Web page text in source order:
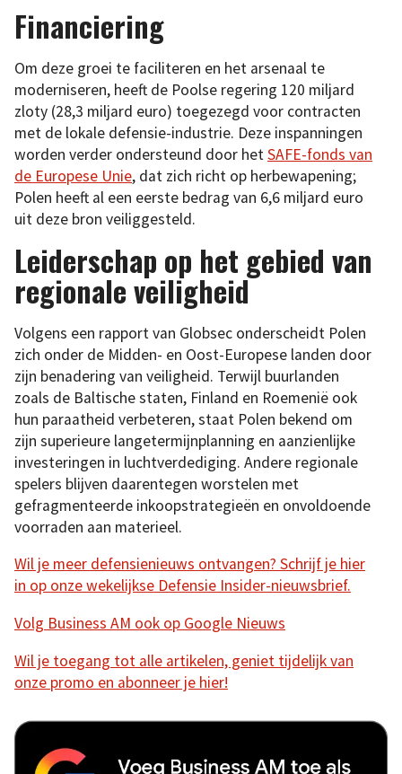
Financiering
Om deze groei te faciliteren en het arsenaal te
moderniseren, heeft de Poolse regering 120 miljard
zloty (28,3 miljard euro) toegezegd voor contracten
met de lokale defensie-industrie. Deze inspanningen
worden verder ondersteund door hetSAFE-fonds van
de Europese Unie, dat zich richt op herbewapening;
Polen heeft al een eerste bedrag van 6,6 miljard euro
uit deze bron veiliggesteld.
Leiderschap op het gebied van
regionale veiligheid
Volgens een rapport van Globsec onderscheidt Polen
zich onder de Midden- en Oost-Europese landen door
zijn benadering van veiligheid. Terwijl buurlanden
zoals de Baltische staten, Finland en Roemenië ook
hun paraatheid verbeteren, staat Polen bekend om
zijn superieure langetermijnplanning en aanzienlijke
investeringen in luchtverdediging. Andere regionale
spelers blijven daarentegen worstelen met
gefragmenteerde inkoopstrategieën en onvoldoende
voorraden aan materieel.
Wil je meer defensienieuws ontvangen? Schrijf je hier
in op onze wekelijkse Defensie Insider-nieuwsbrief.
Volg Business AM ook op Google Nieuws
Wil je toegang tot alle artikelen, geniet tijdelijk van
onze promo en abonneer je hier!